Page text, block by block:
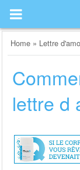
content
Home » Lettre
lettre d